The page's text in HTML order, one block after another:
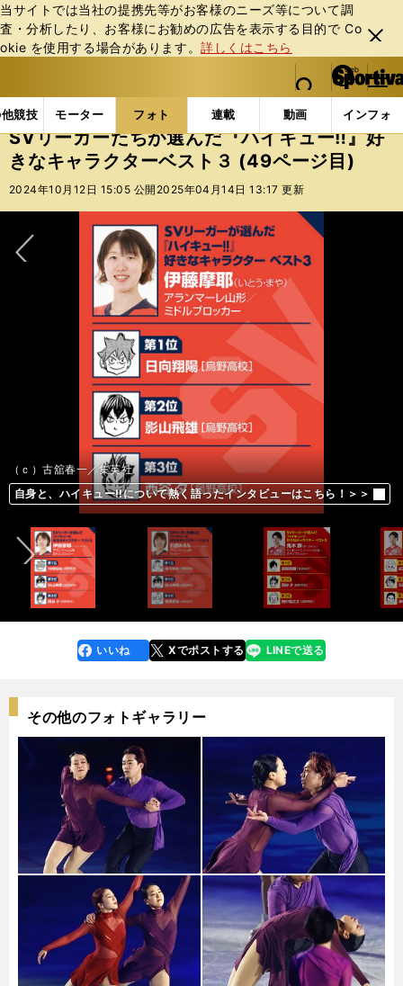
当サイトでは当社の提携先等がお客様のニーズ等について調
査・分析したり、お客様にお勧めの広告を表⽰する⽬的で Co
okie を使⽤する場合があります。詳しくはこちら
閉じ
る
web Sportiva (webスポルティーバ)
検索
マイペ
ー
ジ
メニュ
競技 モーター フォト 連載 動画 インフォ
b
ス
ポ
ル
バ
フォトギャラリー SVリーガーたちが選んだ『ハイキ
SVリーガーたちが選んだ『ハイキュー‼』好
きなキャラクターベスト３ (49ページ目)
2024年10月12日 15:05 公開 2025年04月14日 13:17 更新
自身と、ハイキュー‼について熱く語ったインタビューはこちら！＞＞
自身と、ハイキュー‼について熱く語ったインタビューはこちら！＞＞
自身と、ハイキュー‼について熱く語ったインタビューはこちら！＞＞
自身と、ハイキュー‼について熱く語ったインタビューはこちら！＞＞
自身と、ハイキュー‼について熱く語ったインタビューはこちら！＞＞
自身と、ハイキュー‼について熱く語ったインタビューはこちら！＞＞
自身と、ハイキュー‼について熱く語ったインタビューはこちら！＞＞
自身と、ハイキュー‼について熱く語ったインタビューはこちら！＞＞
自身と、ハイキュー‼について熱く語ったインタビューはこちら！＞＞
自身と、ハイキュー‼について熱く語ったインタビューはこちら！＞＞
自身と、ハイキュー‼について熱く語ったインタビューはこちら！＞＞
自身と、ハイキュー‼について熱く語ったインタビューはこちら！＞＞
自身と、ハイキュー‼について熱く語ったインタビューはこちら！＞＞
自身と、ハイキュー‼について熱く語ったインタビューはこちら！＞＞
自身と、ハイキュー‼について熱く語ったインタビューはこちら！＞＞
自身と、ハイキュー‼について熱く語ったインタビューはこちら！＞＞
自身と、ハイキュー‼について熱く語ったインタビューはこちら！＞＞
自身と、ハイキュー‼について熱く語ったインタビューはこちら！＞＞
自身と、ハイキュー‼について熱く語ったインタビューはこちら！＞＞
自身と、ハイキュー‼について熱く語ったインタビューはこちら！＞＞
自身と、ハイキュー‼について熱く語ったインタビューはこちら！＞＞
自身と、ハイキュー‼について熱く語ったインタビューはこちら！＞＞
自身と、ハイキュー‼について熱く語ったインタビューはこちら！＞＞
自身と、ハイキュー‼について熱く語ったインタビューはこちら！＞＞
自身と、ハイキュー‼について熱く語ったインタビューはこちら！＞＞
自身と、ハイキュー‼について熱く語ったインタビューはこちら！＞＞
自身と、ハイキュー‼について熱く語ったインタビューはこちら！＞＞
自身と、ハイキュー‼について熱く語ったインタビューはこちら！＞＞
自身と、ハイキュー‼について熱く語ったインタビューはこちら！＞＞
自身と、ハイキュー‼について熱く語ったインタビューはこちら！＞＞
自身と、ハイキュー‼について熱く語ったインタビューはこちら！＞＞
自身と、ハイキュー‼について熱く語ったインタビューはこちら！＞＞
自身と、ハイキュー‼について熱く語ったインタビューはこちら！＞＞
自身と、ハイキュー‼について熱く語ったインタビューはこちら！＞＞
自身と、ハイキュー‼について熱く語ったインタビューはこちら！＞＞
自身と、ハイキュー‼について熱く語ったインタビューはこちら！＞＞
自身と、ハイキュー‼について熱く語ったインタビューはこちら！＞＞
自身と、ハイキュー‼について熱く語ったインタビューはこちら！＞＞
自身と、ハイキュー‼について熱く語ったインタビューはこちら！＞＞
自身と、ハイキュー‼について熱く語ったインタビューはこちら！＞＞
自身と、ハイキュー‼について熱く語ったインタビューはこちら！＞＞
自身と、ハイキュー‼について熱く語ったインタビューはこちら！＞＞
自身と、ハイキュー‼について熱く語ったインタビューはこちら！＞＞
自身と、ハイキュー‼について熱く語ったインタビューはこちら！＞＞
自身と、ハイキュー‼について熱く語ったインタビューはこちら！＞＞
自身と、ハイキュー‼について熱く語ったインタビューはこちら！＞＞
自身と、ハイキュー‼について熱く語ったインタビューはこちら！＞＞
自身と、ハイキュー‼について熱く語ったインタビューはこちら！＞＞
（ｃ）古舘春一／集英社
自身と、ハイキュー‼について熱く語ったインタビューはこちら！＞＞
自身と、ハイキュー‼について熱く語ったインタビューはこちら！＞＞
前へ
faceboo
k
いいね Xでポストする
line LINEで送る
その他のフォトギャラリー